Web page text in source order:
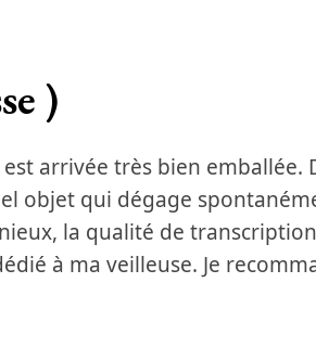
)
arrivée très bien
objet qui dégage
la qualité de
à ma veilleuse. Je